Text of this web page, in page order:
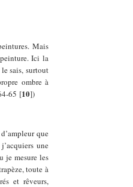
Mais
Ici la
sais, surtout
ombre à
65 [10])
que
une
je mesure les
toute à
et rêveurs,